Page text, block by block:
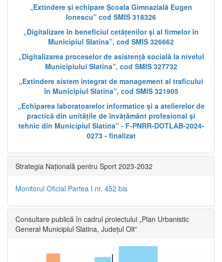
„Extindere și echipare Școala Gimnazială Eugen
Ionescu” cod SMIS 318326
„Digitalizare în beneficiul cetățenilor și al firmelor în
Municipiul Slatina”, cod SMIS 326662
„Digitalizarea proceselor de asistență socială la nivelul
Municipiului Slatina”, cod SMIS 327732
„Extindere sistem integrat de management al traficului
în Municipiul Slatina”, cod SMIS 321905
„Echiparea laboratoarelor informatice și a atelierelor de
practică din unitățile de învățământ profesional și
tehnic din Municipiul Slatina” - F-PNRR-DOTLAB-2024-
0273 - finalizat
Strategia Națională pentru Sport 2023-2032
Monitorul Oficial Partea I nr. 452 bis
Consultare publică în cadrul proiectului „Plan Urbanistic
General Municipiul Slatina, Județul Olt”